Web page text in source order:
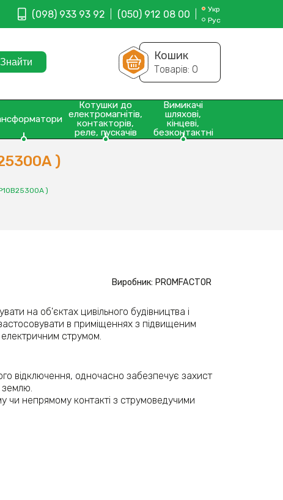
(098) 933 93 92 (050) 912 08 00
Укр
Рус
Кошик
Товарів: 0
Котушки до
електромагнітів,
контакторів,
реле, пускачів
Вимикачі
шляхові,
кінцеві,
безконтактні
)
)
Виробник: PROMFACTOR
на об'єктах цивільного будівництва і
в приміщеннях з підвищеним
струмом.
відключення, одночасно забезпечує захист
землю.
непрямому контакті з струмоведучими